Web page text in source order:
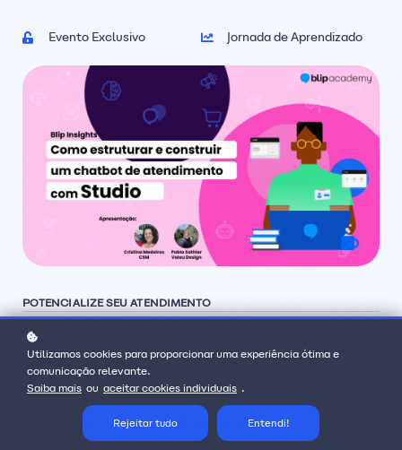
Evento Exclusivo Jornada de Aprendizado
POTENCIALIZE SEU ATENDIMENTO
Construir um chatbot de atendimento eficiente é o primeiro
passo para escalar relacionamentos com clientes de forma
organizada e personalizada.
No próximoBlip Insights, você vai aprender, na prática, como
estruturar um bot simples de atendimento com a nova
funcionalidade doStudioe aplicar os recursos essenciais da
Utilizamos cookies para proporcionar uma experiência ótima e
comunicação relevante.
Saiba mais ou aceitar cookies individuais .
Rejeitar tudo Entendi!